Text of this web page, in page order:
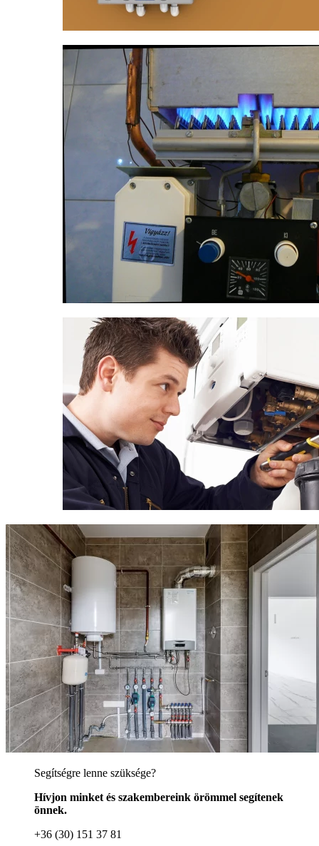
Segítségre lenne szüksége?
Hívjon minket és szakembereink örömmel segítenek
önnek.
+36 (30) 151 37 81